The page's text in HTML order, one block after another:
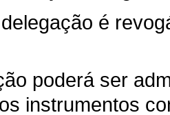
é
poderá ser
instrumentos